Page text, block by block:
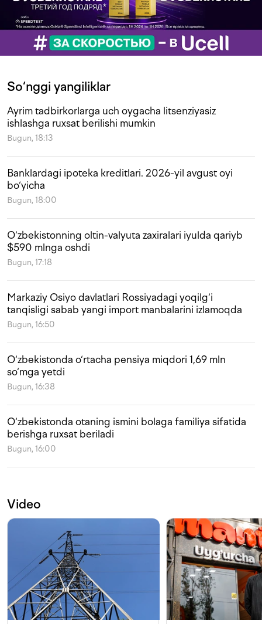
So‘nggi yangiliklar
Ayrim tadbirkorlarga uch oygacha litsenziyasiz
ishlashga ruxsat berilishi mumkin
Bugun, 18:13
Banklardagi ipoteka kreditlari. 2026-yil avgust oyi
bo‘yicha
Bugun, 18:00
O‘zbekistonning oltin-valyuta zaxiralari iyulda qariyb
$590 mlnga oshdi
Bugun, 17:18
Markaziy Osiyo davlatlari Rossiyadagi yoqilg‘i
tanqisligi sabab yangi import manbalarini izlamoqda
Bugun, 16:50
O‘zbekistonda o‘rtacha pensiya miqdori 1,69 mln
so‘mga yetdi
Bugun, 16:38
O‘zbekistonda otaning ismini bolaga familiya sifatida
berishga ruxsat beriladi
Bugun, 16:00
Video